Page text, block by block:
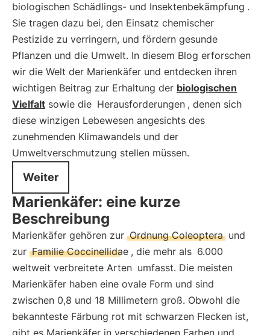
biologischen Schädlings- und Insektenbekämpfung .
Sie tragen dazu bei, den Einsatz chemischer
Pestizide zu verringern, und fördern gesunde
Pflanzen und die Umwelt. In diesem Blog erforschen
wir die Welt der Marienkäfer und entdecken ihren
wichtigen Beitrag zur Erhaltung der biologischen
Vielfalt sowie die Herausforderungen , denen sich
diese winzigen Lebewesen angesichts des
zunehmenden Klimawandels und der
Umweltverschmutzung stellen müssen.
Weiter
Marienkäfer: eine kurze
Beschreibung
Marienkäfer gehören zur Ordnung Coleoptera und
zur Familie Coccinellidae , die mehr als 6.000
weltweit verbreitete Arten umfasst. Die meisten
Marienkäfer haben eine ovale Form und sind
zwischen 0,8 und 18 Millimetern groß. Obwohl die
bekannteste Färbung rot mit schwarzen Flecken ist,
gibt es Marienkäfer in verschiedenen Farben und